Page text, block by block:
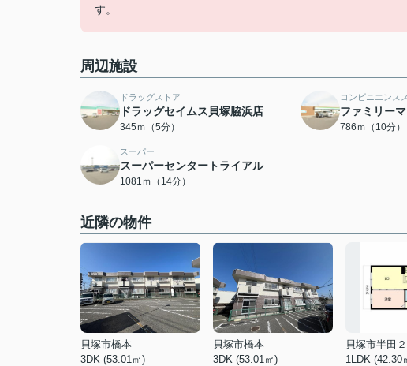
す。
周辺施設
ドラッグストア
ドラッグセイムス貝塚脇浜店
345ｍ（5分）
コンビニエンス
ファミリー
786ｍ（10分）
スーパー
スーパーセンタートライアル
1081ｍ（14分）
近隣の物件
貝塚市橋本
3DK (53.01㎡)
貝塚市橋本
3DK (53.01㎡)
貝塚市半田
1LDK (42.30